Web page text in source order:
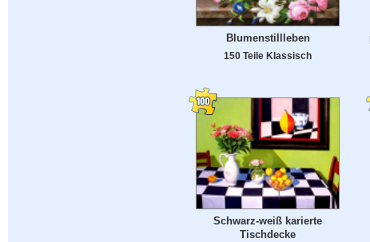
Blumenstillleben
150 Teile Klassisch
Schwarz-weiß karierte
Tischdecke